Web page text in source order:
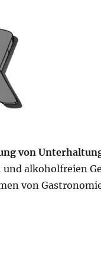
von
und alkoholfreien
von